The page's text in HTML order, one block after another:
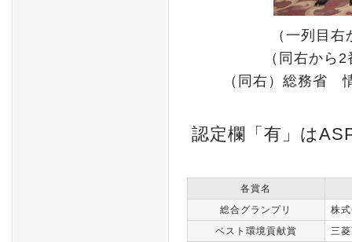
（一列目
（同右か
（同右）総務
認定欄「有」は
各賞名
総合グランプリ
株
ベスト環境貢献賞
三